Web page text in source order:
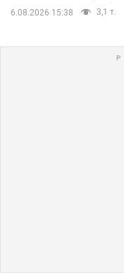
6.08.2026 15:38 3,1 т.